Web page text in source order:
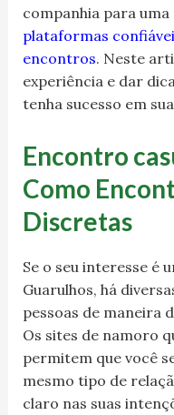
companhia para
plataformas
encontros. Neste
experiência e dar
tenha sucesso em
Encontro
Como
Discretas
Se o seu interesse é
Guarulhos, há
pessoas de maneira
Os sites de namoro
permitem que você
mesmo tipo de
claro nas suas